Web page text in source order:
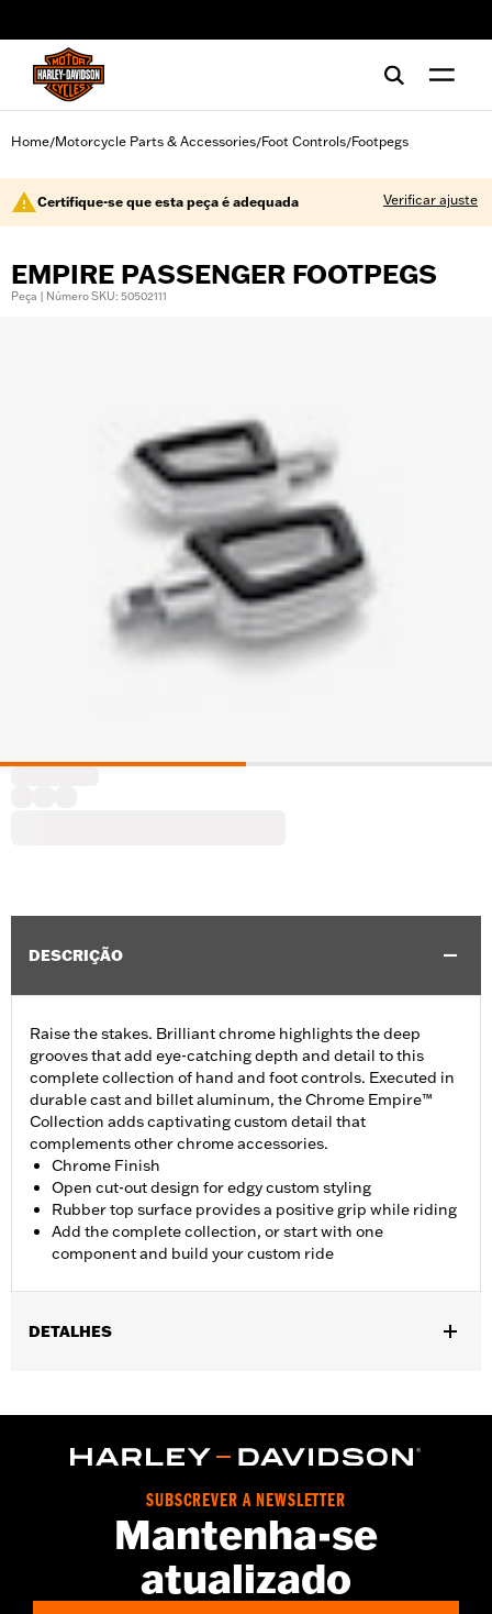
Home/Motorcycle Parts & Accessories/Foot Controls/Footpegs
Certifique-se que esta peça é adequada Verificar ajuste
EMPIRE PASSENGER FOOTPEGS
Peça | Número SKU: 50502111
DESCRIÇÃO
Raise the stakes. Brilliant chrome highlights the deep
grooves that add eye-catching depth and detail to this
complete collection of hand and foot controls. Executed in
durable cast and billet aluminum, the Chrome Empire™
Collection adds captivating custom detail that
complements other chrome accessories.
Chrome Finish
Open cut-out design for edgy custom styling
Rubber top surface provides a positive grip while riding
Add the complete collection, or start with one
component and build your custom ride
DETALHES
peg mounts.
Installation Instructions
Empire
Rider Position:Passenger
Pair
Left and right footpegs and installation instructions
SUBSCREVER A NEWSLETTER
Mantenha-se
atualizado